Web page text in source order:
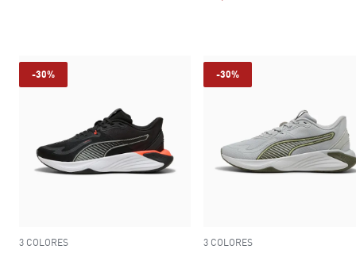
-30%
3 COLORES
-30%
3 COLORES